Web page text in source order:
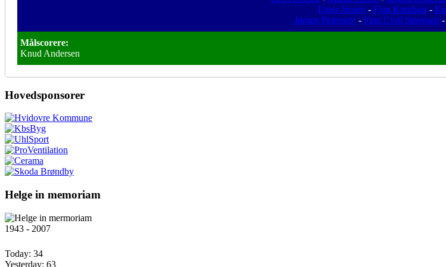
Ejner Jensen - Finn Knudsen -
Jørgen Petersen¹ - Finn Cyril Sørensen -
Målscorere:
Knud Andersen
Hovedsponsorer
Helge in memoriam
1943 - 2007
Today: 34
Yesterday: 63